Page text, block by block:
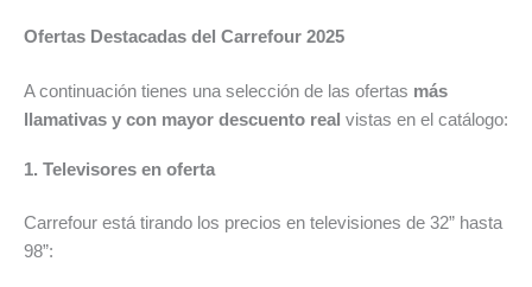
Ofertas Destacadas del Carrefour 2025
A continuación tienes una selección de las ofertas más
llamativas y con mayor descuento real vistas en el catálogo:
1. Televisores en oferta
Carrefour está tirando los precios en televisiones de 32” hasta
98”: